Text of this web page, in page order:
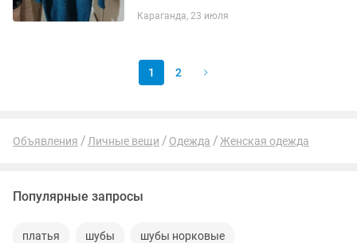
подойдёт как оверсайз на 44-46, либо
Караганда, 23 июля
1 2
Объявления Личные вещи Одежда Женская одежда
Популярные запросы
платья шубы шубы норковые